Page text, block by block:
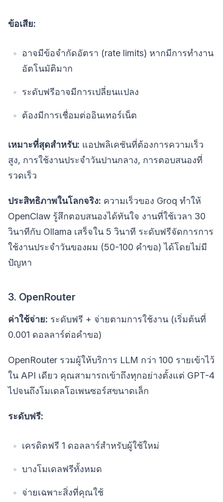
ข้อเสีย:
อาจมีข้อจำกัดอัตรา (rate limits) หากมีการทำงาน
อัตโนมัติมาก
ระดับฟรีอาจมีการเปลี่ยนแปลง
ต้องมีการเชื่อมต่ออินเทอร์เน็ต
เหมาะที่สุดสำหรับ: แอปพลิเคชันที่ต้องการความเร็ว
สูง, การใช้งานประจำวันปานกลาง, การตอบสนองที่
รวดเร็ว
ประสิทธิภาพในโลกจริง: ความเร็วของ Groq ทำให้
OpenClaw รู้สึกตอบสนองได้ทันใจ งานที่ใช้เวลา 30
วินาทีกับ Ollama เสร็จใน 5 วินาที ระดับฟรีจัดการการ
ใช้งานประจำวันของผม (50-100 คำขอ) ได้โดยไม่มี
ปัญหา
3. OpenRouter
ค่าใช้จ่าย: ระดับฟรี + จ่ายตามการใช้งาน (เริ่มต้นที่
0.001 ดอลลาร์ต่อคำขอ)
OpenRouter รวมผู้ให้บริการ LLM กว่า 100 รายเข้าไว้
ใน API เดียว คุณสามารถเข้าถึงทุกอย่างตั้งแต่ GPT-4
ไปจนถึงโมเดลโอเพนซอร์สขนาดเล็ก
ระดับฟรี:
เครดิตฟรี 1 ดอลลาร์สำหรับผู้ใช้ใหม่
บางโมเดลฟรีทั้งหมด
จ่ายเฉพาะสิ่งที่คุณใช้